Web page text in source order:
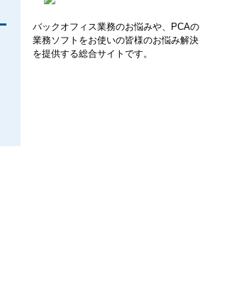
バックオフィス業務のお悩みや、PCAの
業務ソフトをお使いの皆様のお悩み解決
を提供する総合サイトです。